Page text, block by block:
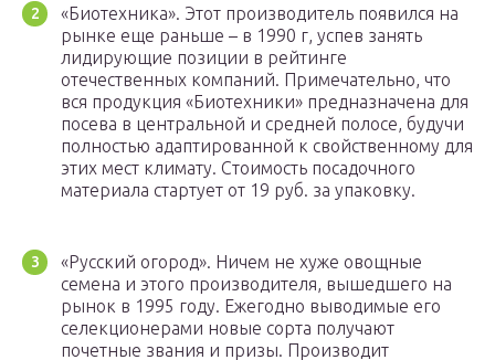
«Биотехника». Этот производитель появился на
рынке еще раньше – в 1990 г, успев занять
лидирующие позиции в рейтинге
отечественных компаний. Примечательно, что
вся продукция «Биотехники» предназначена для
посева в центральной и средней полосе, будучи
полностью адаптированной к свойственному для
этих мест климату. Стоимость посадочного
материала стартует от 19 руб. за упаковку.
«Русский огород». Ничем не хуже овощные
семена и этого производителя, вышедшего на
рынок в 1995 году. Ежегодно выводимые его
селекционерами новые сорта получают
почетные звания и призы. Производит